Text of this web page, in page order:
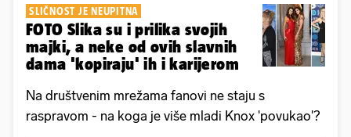
SLIČNOST JE NEUPITNA
FOTO Slika su i prilika svojih
majki, a neke od ovih slavnih
dama 'kopiraju' ih i karijerom
Na društvenim mrežama fanovi ne staju s
raspravom - na koga je više mladi Knox 'povukao'?